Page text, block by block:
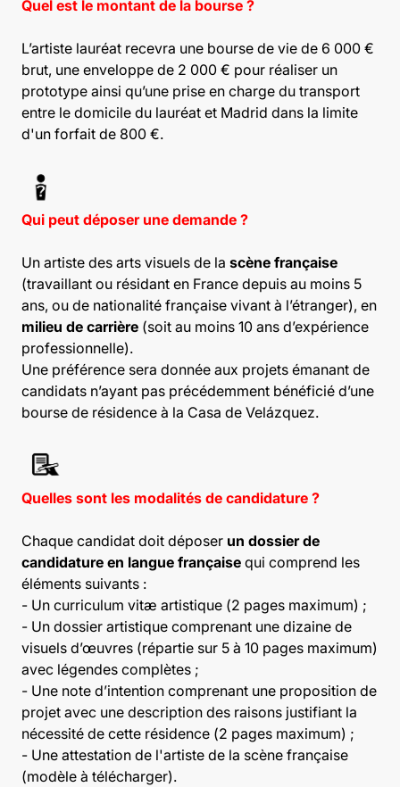
Quel est le montant de la bourse ?
L’artiste lauréat recevra une bourse de vie de 6 000 €
brut, une enveloppe de 2 000 € pour réaliser un
prototype ainsi qu’une prise en charge du transport
entre le domicile du lauréat et Madrid dans la limite
d'un forfait de 800 €.
Qui peut déposer une demande ?
Un artiste des arts visuels de la scène française
(travaillant ou résidant en France depuis au moins 5
ans, ou de nationalité française vivant à l’étranger), en
milieu de carrière (soit au moins 10 ans d’expérience
professionnelle).
Une préférence sera donnée aux projets émanant de
candidats n’ayant pas précédemment bénéficié d’une
bourse de résidence à la Casa de Velázquez.
Quelles sont les modalités de candidature ?
Chaque candidat doit déposer un dossier de
candidature en langue française qui comprend les
éléments suivants :
- Un curriculum vitæ artistique (2 pages maximum) ;
- Un dossier artistique comprenant une dizaine de
visuels d’œuvres (répartie sur 5 à 10 pages maximum)
avec légendes complètes ;
- Une note d’intention comprenant une proposition de
projet avec une description des raisons justifiant la
nécessité de cette résidence (2 pages maximum) ;
- Une attestation de l'artiste de la scène française
(modèle à télécharger).